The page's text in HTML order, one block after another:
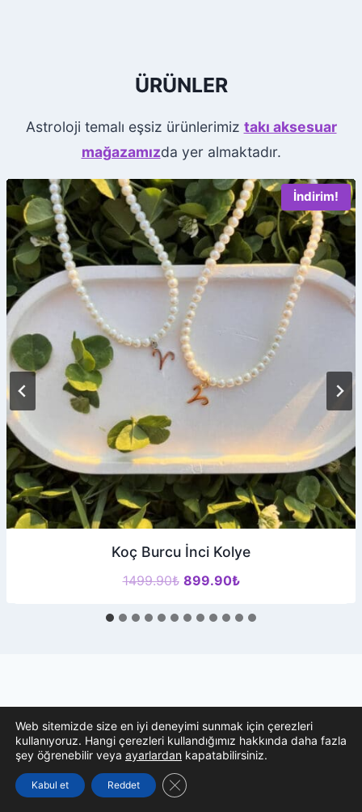
ÜRÜNLER
Astroloji temalı eşsiz ürünlerimiz takı aksesuar
mağazamızda yer almaktadır.
İndirim!
Koç Burcu İnci Kolye
1499.90₺ Orijinal
1499.90₺.
899.90₺Şu
fiyat:
İLETİŞİM FORMU
İsim Soyisim*
İsim
Soyisim
Web sitemizde size en iyi deneyimi sunmak için çerezleri
kullanıyoruz. Hangi çerezleri kullandığımız hakkında daha fazla
şey öğrenebilir veya ayarlardan kapatabilirsiniz.
Kabul et Reddet GDPR çerez şeridini kapat